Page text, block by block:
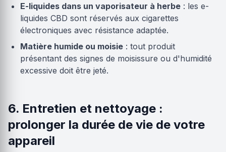
E-liquides dans un vaporisateur à herbe : les e-
liquides CBD sont réservés aux cigarettes
électroniques avec résistance adaptée.
Matière humide ou moisie : tout produit
présentant des signes de moisissure ou d'humidité
excessive doit être jeté.
6. Entretien et nettoyage :
prolonger la durée de vie de votre
appareil